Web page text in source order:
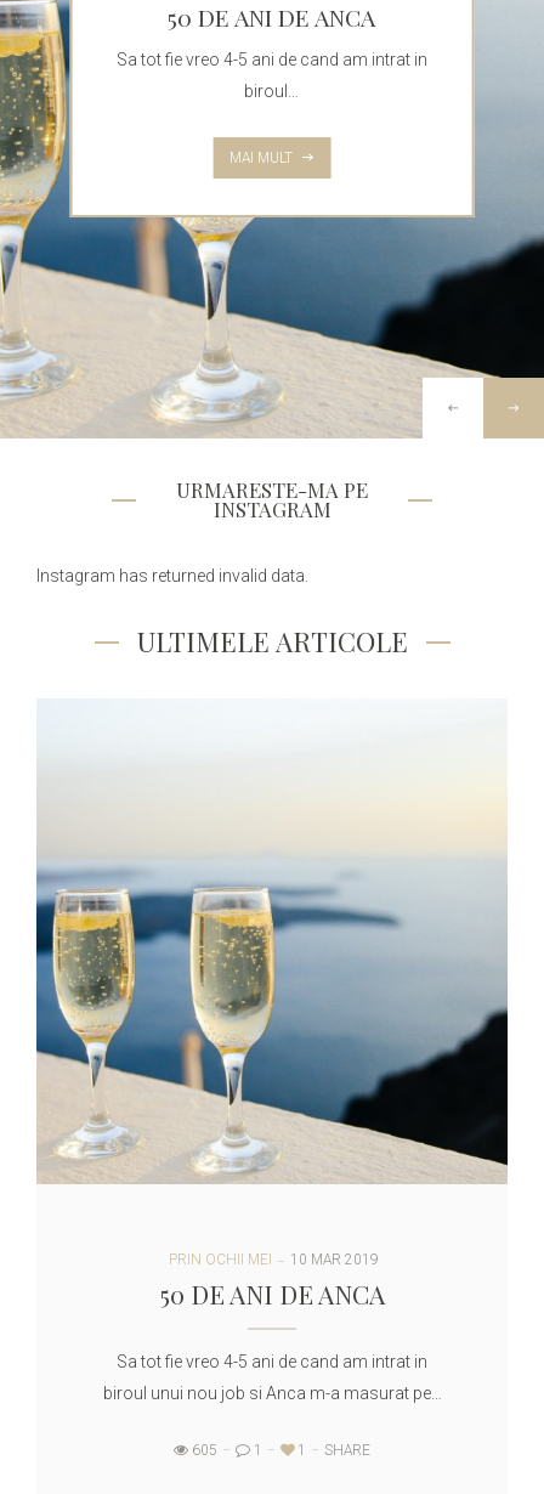
50 DE ANI DE ANCA
Sa tot fie vreo 4-5 ani de cand am intrat in
biroul…
MAI MULT
URMARESTE-MA PE
INSTAGRAM
Instagram has returned invalid data.
ULTIMELE ARTICOLE
PRIN OCHII MEI 10 MAR 2019
50 DE ANI DE ANCA
Sa tot fie vreo 4-5 ani de cand am intrat in
biroul unui nou job si Anca m-a masurat pe…
605 1 1 SHARE